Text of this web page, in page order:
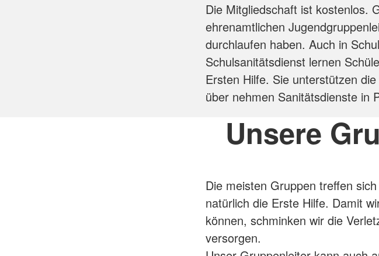
Die Mitgliedschaft ist kostenlos.
ehrenamtlichen
durchlaufen haben. Auch in
Schulsanitätsdienst lernen
Ersten Hilfe. Sie unterstützen
über nehmen Sanitätsdienste in
Unsere
Die meisten Gruppen treffen
natürlich die Erste Hilfe. Damit
können, schminken wir die
versorgen.